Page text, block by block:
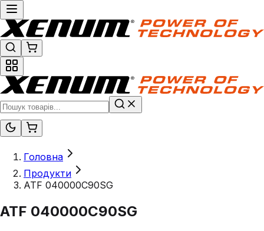
Головна
Продукти
ATF 040000C90SG
ATF 040000C90SG